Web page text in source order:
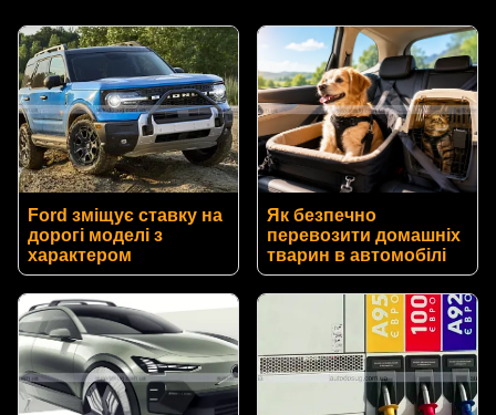
Ford зміщує ставку на
дорогі моделі з
характером
Як безпечно
перевозити домашніх
тварин в автомобілі